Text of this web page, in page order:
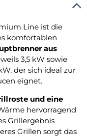
Line ist die
komfortablen
aus
3,5 kW sowie
der sich ideal zur
eignet.
und eine
hervorragend
Grillergebnis
Grillen sorgt das